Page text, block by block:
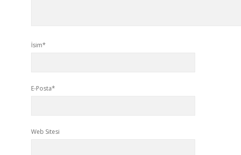
İsim*
E-Posta*
Web Sitesi